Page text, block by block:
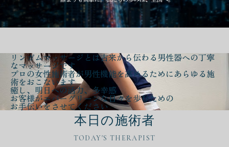
リンガムマッサージとは古来から伝わる男性器への丁寧
なマッサージです
プロの女性施術者が男性機能を高める ためにあらゆる施
術をおこないます
癒し、明日への活力、多幸感
お客様がエバーグリーンな日々を歩むための
お手伝いをさせてください
本日の施術者
TODAY'S THERAPIST